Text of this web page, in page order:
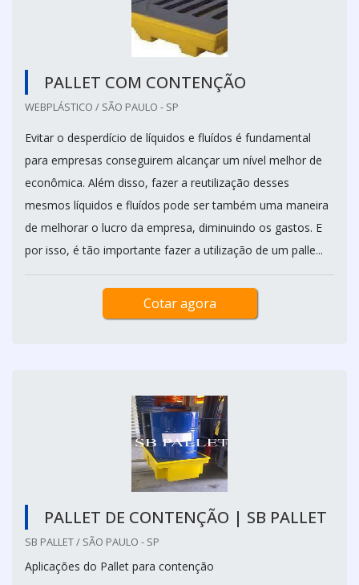
PALLET COM CONTENÇÃO
WEBPLÁSTICO / SÃO PAULO - SP
Evitar o desperdício de líquidos e fluídos é fundamental
para empresas conseguirem alcançar um nível melhor de
econômica. Além disso, fazer a reutilização desses
mesmos líquidos e fluídos pode ser também uma maneira
de melhorar o lucro da empresa, diminuindo os gastos. E
por isso, é tão importante fazer a utilização de um palle...
Cotar agora
PALLET DE CONTENÇÃO | SB PALLET
SB PALLET / SÃO PAULO - SP
Aplicações do Pallet para contenção